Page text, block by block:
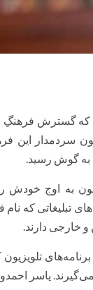
که گسترش فرهنگِ
سردمدار این
به گوش رسید.
به اوج خودش
تبلیغاتی که
و خارجی دارند.
یاسر